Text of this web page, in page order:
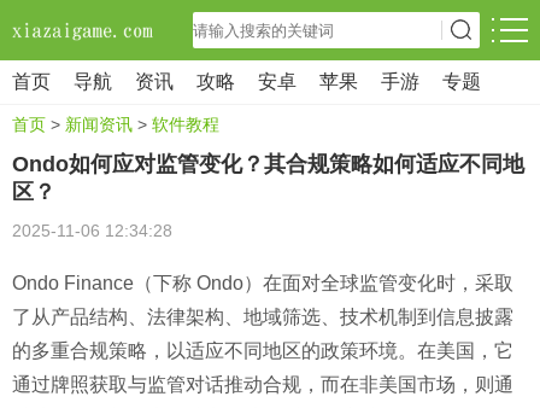
首页 导航 资讯 攻略 安卓 苹果 手游 专题
首页 > 新闻资讯 > 软件教程
Ondo如何应对监管变化？其合规策略如何适应不同地
区？
2025-11-06 12:34:28
Ondo Finance（下称 Ondo）在面对全球监管变化时，采取
了从产品结构、法律架构、地域筛选、技术机制到信息披露
的多重合规策略，以适应不同地区的政策环境。在美国，它
通过牌照获取与监管对话推动合规，而在非美国市场，则通